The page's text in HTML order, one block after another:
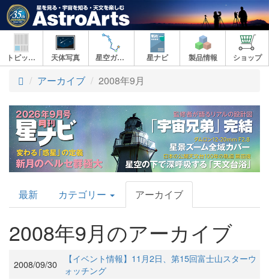
トピックス 天体写真 星空ガイド 星ナビ 製品情報 ショップ
アーカイブ 2008年9月
AstroArts
Topics
最新 カテゴリー アーカイブ
2008年9月のアーカイブ
2008/09/30
【イベント情報】11月2日、第15回富士山スターウ
ォッチング